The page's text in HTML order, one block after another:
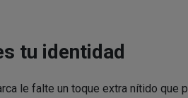
tu identidad
le falte un toque extra nítido que